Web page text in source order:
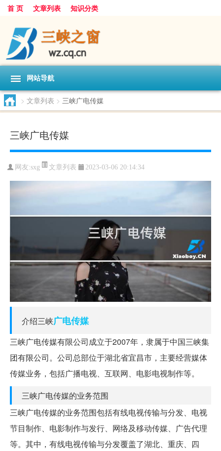
首 页 文章列表 知识分类
网站导航
> 文章列表 > 三峡广电传媒
三峡广电传媒
网友:sxg 文章列表 2023-03-06 20:14:34
介绍三峡广电传媒
三峡广电传媒有限公司成立于2007年，隶属于中国三峡集
团有限公司。公司总部位于湖北省宜昌市，主要经营媒体
传媒业务，包括广播电视、互联网、电影电视制作等。
三峡广电传媒的业务范围
三峡广电传媒的业务范围包括有线电视传输与分发、电视
节目制作、电影制作与发行、网络及移动传媒、广告代理
等。其中，有线电视传输与分发覆盖了湖北、重庆、四